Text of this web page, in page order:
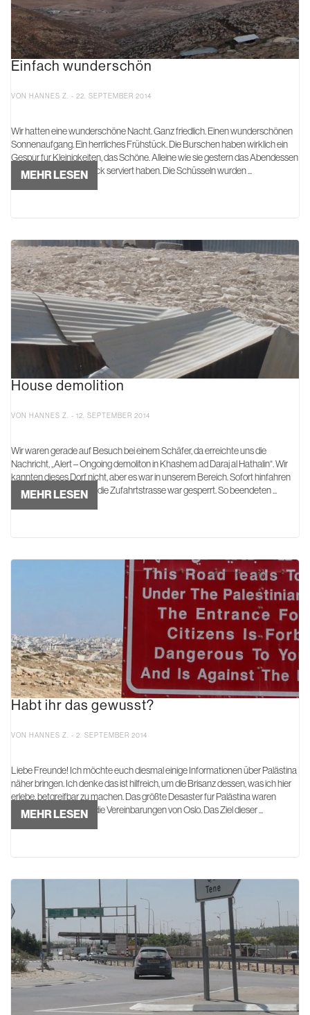
Einfach wunderschön
VON HANNES Z. - 22. SEPTEMBER 2014
Wir hatten eine wunderschöne Nacht. Ganz friedlich. Einen wunderschönen
Sonnenaufgang. Ein herrliches Frühstück. Die Burschen haben wirklich ein
Gespür für Kleinigkeiten, das Schöne. Alleine wie sie gestern das Abendessen
und heute das Frühstück serviert haben. Die Schüsseln wurden ...
MEHR LESEN
House demolition
VON HANNES Z. - 12. SEPTEMBER 2014
Wir waren gerade auf Besuch bei einem Schäfer, da erreichte uns die
Nachricht, „Alert – Ongoing demoliton in Khashem ad Daraj al Hathalin“. Wir
kannten dieses Dorf nicht, aber es war in unserem Bereich. Sofort hinfahren
war nicht sinnvoll, denn die Zufahrtstrasse war gesperrt. So beendeten ...
MEHR LESEN
Habt ihr das gewusst?
VON HANNES Z. - 2. SEPTEMBER 2014
Liebe Freunde! Ich möchte euch diesmal einige Informationen über Palästina
näher bringen. Ich denke das ist hilfreich, um die Brisanz dessen, was ich hier
erlebe, betgreifbar zu machen. Das größte Desaster für Palästina waren
meiner Meinung nach die Vereinbarungen von Oslo. Das Ziel dieser ...
MEHR LESEN